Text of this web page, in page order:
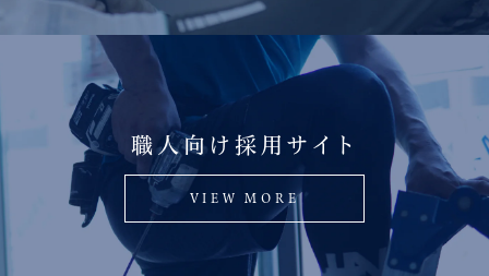
職人向け採用サイト
VIEW MORE